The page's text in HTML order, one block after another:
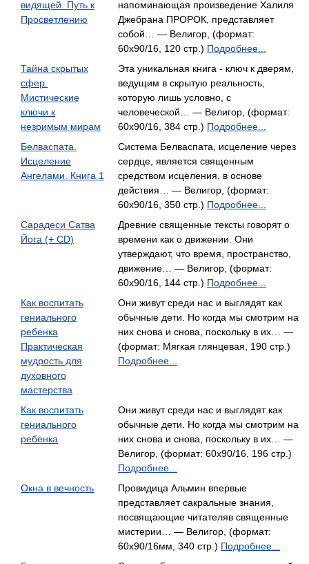
видящей. Путь к
Просветлению
напоминающая произведение Халиля
Джебрана ПРОРОК, представляет
собой… — Велигор, (формат:
60x90/16, 120 стр.) Подробнее...
Тайна скрытых
сфер.
Мистические
ключи к
незримым мирам
Эта уникальная книга - ключ к дверям,
ведущим в скрытую реальность,
которую лишь условно, с
человеческой… — Велигор, (формат:
60x90/16, 384 стр.) Подробнее...
Белваспата.
Исцеление
Ангелами. Книга 1
Система Белваспата, исцеление через
сердце, является священным
средством исцеления, в основе
действия… — Велигор, (формат:
60x90/16, 350 стр.) Подробнее...
Сарадеси Сатва
Йога (+ CD)
Древние священные тексты говорят о
времени как о движении. Они
утверждают, что время, пространство,
движение… — Велигор, (формат:
60x90/16, 144 стр.) Подробнее...
Как воспитать
гениального
ребенка
Практическая
мудрость для
духовного
мастерства
Они живут среди нас и выглядят как
обычные дети. Но когда мы смотрим на
них снова и снова, поскольку в их… —
(формат: Мягкая глянцевая, 190 стр.)
Подробнее...
Как воспитать
гениального
ребенка
Они живут среди нас и выглядят как
обычные дети. Но когда мы смотрим на
них снова и снова, поскольку в их… —
Велигор, (формат: 60x90/16, 196 стр.)
Подробнее...
Окна в вечность
Провидица Альмин впервые
представляет сакральные знания,
посвящающие читателяв священные
мистерии… — Велигор, (формат:
60x90/16мм, 340 стр.) Подробнее...